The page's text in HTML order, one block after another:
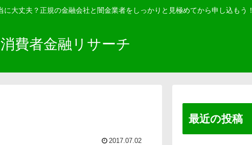
大丈夫？正規の金融会社と闇金業者をしっかりと見極めてから申し込もう！
費者金融リサーチ
2017.07.02
最近の投稿